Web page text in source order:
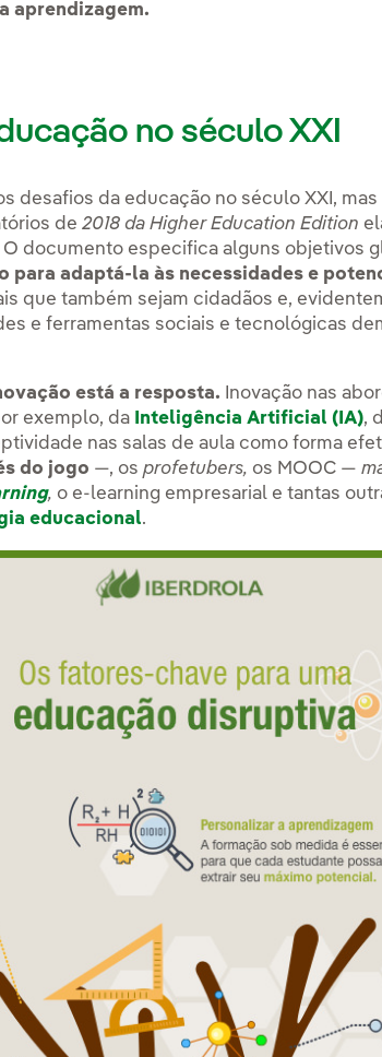
aprendizagem.
no século XXI
desafios da educação no século XXI,
de2018 da Higher Education Edition
O documento especifica alguns objetivos
para adaptá-la às necessidades e
que também sejam cidadãos e,
e ferramentas sociais e tecnológicas
está a resposta. Inovação nas
exemplo, da Inteligência Artificial (IA),
nas salas de aula como forma
do jogo —, osprofetubers, os MOOC —
, o e-learning empresarial e tantas
educacional.